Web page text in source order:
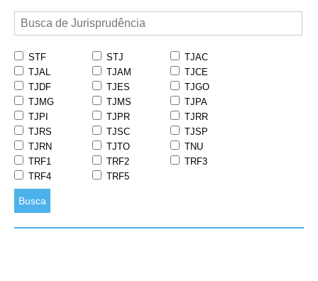
STF STJ
TJAC
TJAL
TJAM
TJCE
TJDF
TJES
TJGO
TJMG
TJMS
TJPA
TJPI
TJPR
TJRR
TJRS
TJSC
TJSP
TJRN
TJTO
TNU
TRF1
TRF2
TRF3
TRF4
TRF5
Busca